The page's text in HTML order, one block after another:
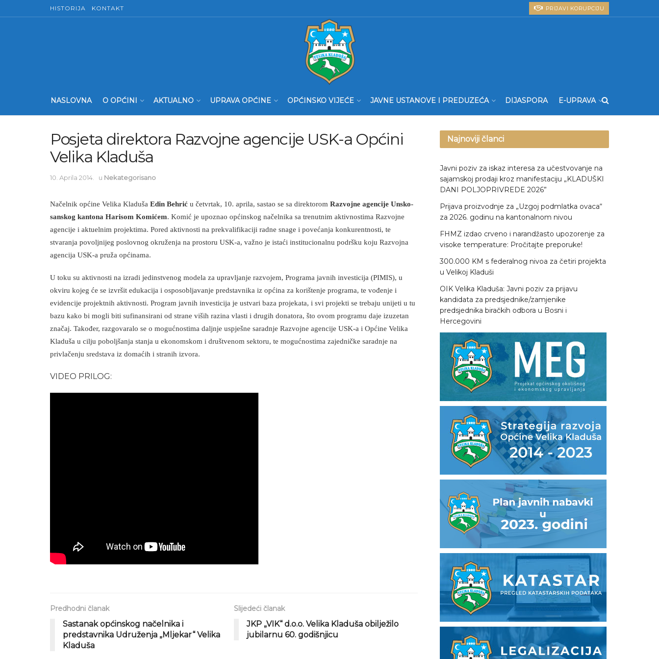
HISTORIJA KONTAKT PRIJAVI KORUPCIJU
NASLOVNA O OPĆINI AKTUALNO UPRAVA OPĆINE OPĆINSKO VIJEĆE JAVNE USTANOVE I PREDUZEĆA DIJASPORA E-UPRAVA
Posjeta direktora Razvojne agencije USK-a Općini
Velika Kladuša
10. Aprila 2014. u Nekategorisano
Načelnik općine Velika Kladuša Edin Behrić u četvrtak, 10. aprila, sastao se sa direktorom Razvojne agencije Unsko-
sanskog kantona Harisom Komićem. Komić je upoznao općinskog načelnika sa trenutnim aktivnostima Razvojne
agencije i aktuelnim projektima. Pored aktivnosti na prekvalifikaciji radne snage i povećanja konkurentnosti, te
stvaranja povoljnijeg poslovnog okruženja na prostoru USK-a, važno je istaći institucionalnu podršku koju Razvojna
agencija USK-a pruža općinama.
U toku su aktivnosti na izradi jedinstvenog modela za upravljanje razvojem, Programa javnih investicija (PIMIS), u
okviru kojeg će se izvršit edukacija i osposobljavanje predstavnika iz općina za korištenje programa, te vođenje i
evidencije projektnih aktivnosti. Program javnih investicija je ustvari baza projekata, i svi projekti se trebaju unijeti u tu
bazu kako bi mogli biti sufinansirani od strane viših razina vlasti i drugih donatora, što ovom programu daje izuzetan
značaj. Također, razgovaralo se o mogućnostima daljnje uspješne saradnje Razvojne agencije USK-a i Općine Velika
Kladuša u cilju poboljšanja stanja u ekonomskom i društvenom sektoru, te mogućnostima zajedničke saradnje na
privlačenju sredstava iz domaćih i stranih izvora.
VIDEO PRILOG:
Predhodni članak
Sastanak općinskog načelnika i
predstavnika Udruženja „Mljekar“ Velika
Kladuša
Slijedeći članak
JKP „VIK“ d.o.o. Velika Kladuša obilježilo
jubilarnu 60. godišnjicu
Najnoviji članci
Javni poziv za iskaz interesa za učestvovanje na
sajamskoj prodaji kroz manifestaciju „KLADUŠKI
DANI POLJOPRIVREDE 2026”
Prijava proizvodnje za „Uzgoj podmlatka ovaca“
za 2026. godinu na kantonalnom nivou
FHMZ izdao crveno i narandžasto upozorenje za
visoke temperature: Pročitajte preporuke!
300.000 KM s federalnog nivoa za četiri projekta
u Velikoj Kladuši
OIK Velika Kladuša: Javni poziv za prijavu
kandidata za predsjednike/zamjenike
predsjednika biračkih odbora u Bosni i
Hercegovini